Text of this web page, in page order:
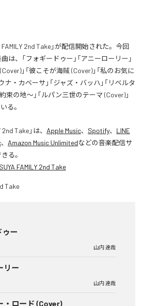
FAMILY 2nd Take」が配信開始された。今回
は、「フォギードゥー」「アニーローリー」
」「彼こそが海賊 (Cover)」「私のお気に
ナ・カベーサ」「ジャズ・バッハ」「リベルタ
束の地〜」「ルパン三世のテーマ (Cover)」
る。
2nd Take」は、 Apple Music、 Spotify、 LINE
、 Amazon Music Unlimitedなどの音楽配信サ
る。
FAMILY 2nd Take
ゥー
山内 達哉
リー
山内 達哉
・ロード (Cover)